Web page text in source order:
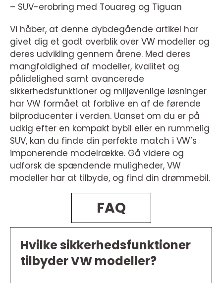
– SUV-erobring med Touareg og Tiguan
Vi håber, at denne dybdegående artikel har
givet dig et godt overblik over VW modeller og
deres udvikling gennem årene. Med deres
mangfoldighed af modeller, kvalitet og
pålidelighed samt avancerede
sikkerhedsfunktioner og miljøvenlige løsninger
har VW formået at forblive en af de førende
bilproducenter i verden. Uanset om du er på
udkig efter en kompakt bybil eller en rummelig
SUV, kan du finde din perfekte match i VW’s
imponerende modelrække. Gå videre og
udforsk de spændende muligheder, VW
modeller har at tilbyde, og find din drømmebil.
FAQ
Hvilke sikkerhedsfunktioner
tilbyder VW modeller?